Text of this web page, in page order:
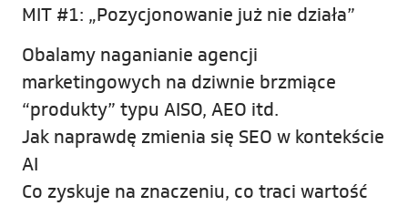
MIT #1: „Pozycjonowanie już nie działa”
Obalamy naganianie agencji
marketingowych na dziwnie brzmiące
“produkty” typu AISO, AEO itd.
Jak naprawdę zmienia się SEO w kontekście
AI
Co zyskuje na znaczeniu, co traci wartość